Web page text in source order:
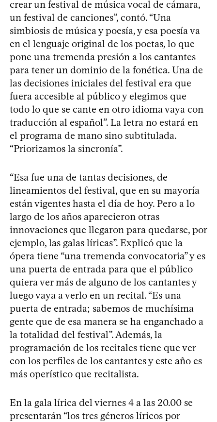
crear un festival de música vocal de cámara,
un festival de canciones”, contó. “Una
simbiosis de música y poesía, y esa poesía va
en el lenguaje original de los poetas, lo que
pone una tremenda presión a los cantantes
para tener un dominio de la fonética. Una de
las decisiones iniciales del festival era que
fuera accesible al público y elegimos que
todo lo que se cante en otro idioma vaya con
traducción al español”. La letra no estará en
el programa de mano sino subtitulada.
“Priorizamos la sincronía”.
“Esa fue una de tantas decisiones, de
lineamientos del festival, que en su mayoría
están vigentes hasta el día de hoy. Pero a lo
largo de los años aparecieron otras
innovaciones que llegaron para quedarse, por
ejemplo, las galas líricas”. Explicó que la
ópera tiene “una tremenda convocatoria” y es
una puerta de entrada para que el público
quiera ver más de alguno de los cantantes y
luego vaya a verlo en un recital. “Es una
puerta de entrada; sabemos de muchísima
gente que de esa manera se ha enganchado a
la totalidad del festival”. Además, la
programación de los recitales tiene que ver
con los perfiles de los cantantes y este año es
más operístico que recitalista.
En la gala lírica del viernes 4 a las 20.00 se
presentarán “los tres géneros líricos por